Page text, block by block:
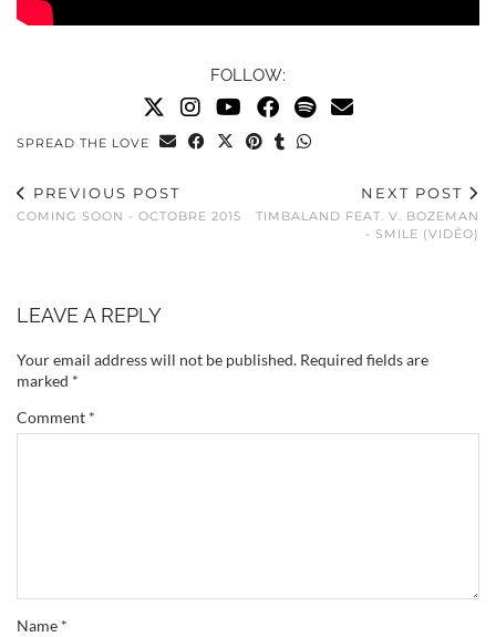
FOLLOW:
SPREAD THE LOVE
PREVIOUS POST
COMING SOON - OCTOBRE 2015
NEXT POST
TIMBALAND FEAT. V. BOZEMAN
- SMILE (VIDÉO)
LEAVE A REPLY
Your email address will not be published. Required fields are
marked *
Comment *
Name *